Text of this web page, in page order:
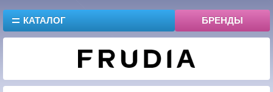
КАТАЛОГ БРЕНДЫ